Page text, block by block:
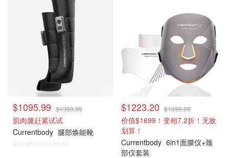
$1095.99 $1369.99
肌肉腿赶紧试试
Currentbody 腿部焕能靴
@dealmoon.com.au
$1223.20 $1699.00
价值$1699！变相7.2折！无敌
划算！
Currentbody 6in1面膜仪+颈
部仪套装